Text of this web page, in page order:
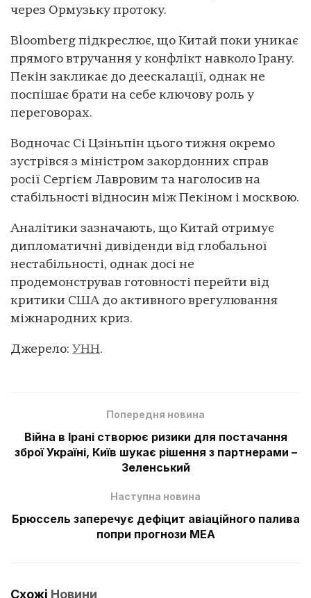
через Ормузьку протоку.
Bloomberg підкреслює, що Китай поки уникає
прямого втручання у конфлікт навколо Ірану.
Пекін закликає до деескалації, однак не
поспішає брати на себе ключову роль у
переговорах.
Водночас Сі Цзіньпін цього тижня окремо
зустрівся з міністром закордонних справ
росії Сергієм Лавровим та наголосив на
стабільності відносин між Пекіном і москвою.
Аналітики зазначають, що Китай отримує
дипломатичні дивіденди від глобальної
нестабільності, однак досі не
продемонстрував готовності перейти від
критики США до активного врегулювання
міжнародних криз.
Джерело: УНН.
Попередня новина
Війна в Ірані створює ризики для постачання
зброї Україні, Київ шукає рішення з партнерами –
Зеленський
Наступна новина
Брюссель заперечує дефіцит авіаційного палива
попри прогнози МЕА
Схожі Новини